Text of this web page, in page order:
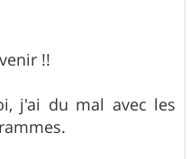
!!
j'ai du mal avec les